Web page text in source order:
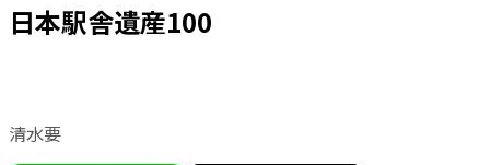
日本駅舎遺産100
清水要